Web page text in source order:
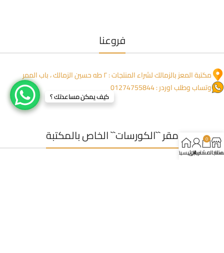
فروعنا
مكتبة المعز بالزمالك لشراء المنتجات : ٢ طه حسين الزمالك ، باب الممر
وتساب وطلب اوردر : 01274755844
مقر ``الكورسات`` الخاص بالمكتبة
كيف يمكن مساعدتك ؟
0
سلة المشتريات
حسابيالرئيسية